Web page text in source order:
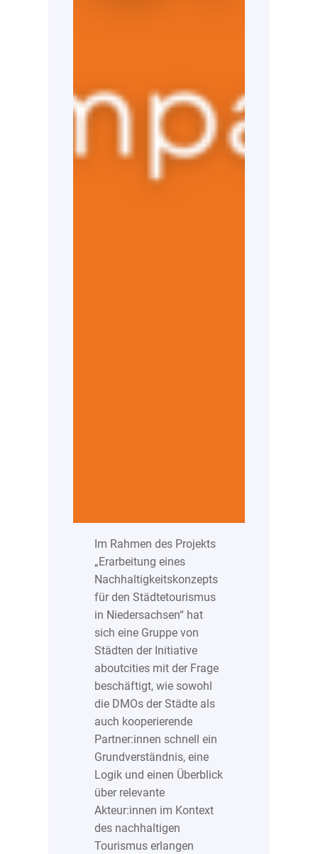
Im Rahmen des Projekts
„Erarbeitung eines
Nachhaltigkeitskonzepts
für den Städtetourismus
in Niedersachsen“ hat
sich eine Gruppe von
Städten der Initiative
aboutcities mit der Frage
beschäftigt, wie sowohl
die DMOs der Städte als
auch kooperierende
Partner:innen schnell ein
Grundverständnis, eine
Logik und einen Überblick
über relevante
Akteur:innen im Kontext
des nachhaltigen
Tourismus erlangen